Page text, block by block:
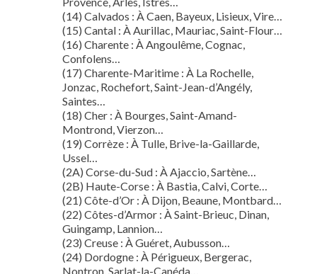
(14) Calvados : À Caen, Bayeux, Lisieux, Vire…
(15) Cantal : À Aurillac, Mauriac, Saint-Flour…
(16) Charente : À Angoulême, Cognac,
Confolens…
(17) Charente-Maritime : À La Rochelle,
Jonzac, Rochefort, Saint-Jean-d’Angély,
Saintes…
(18) Cher : À Bourges, Saint-Amand-
Montrond, Vierzon…
(19) Corrèze : À Tulle, Brive-la-Gaillarde,
Ussel…
(2A) Corse-du-Sud : À Ajaccio, Sartène…
(2B) Haute-Corse : À Bastia, Calvi, Corte…
(21) Côte-d’Or : À Dijon, Beaune, Montbard…
(22) Côtes-d’Armor : À Saint-Brieuc, Dinan,
Guingamp, Lannion…
(23) Creuse : À Guéret, Aubusson…
(24) Dordogne : À Périgueux, Bergerac,
Nontron, Sarlat-la-Canéda…